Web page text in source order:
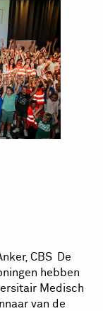
CBS De
hebben
Medisch
van de